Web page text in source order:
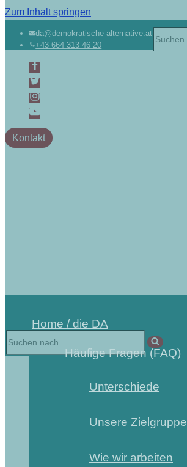
Zum Inhalt springen
da@demokratische-alternative.at
+43 664 313 46 20
Kontakt
Home / die DA
Häufige Fragen (FAQ)
Unterschiede
Unsere Zielgruppe
Wie wir arbeiten